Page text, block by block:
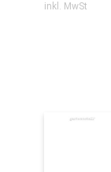
inkl. MwSt